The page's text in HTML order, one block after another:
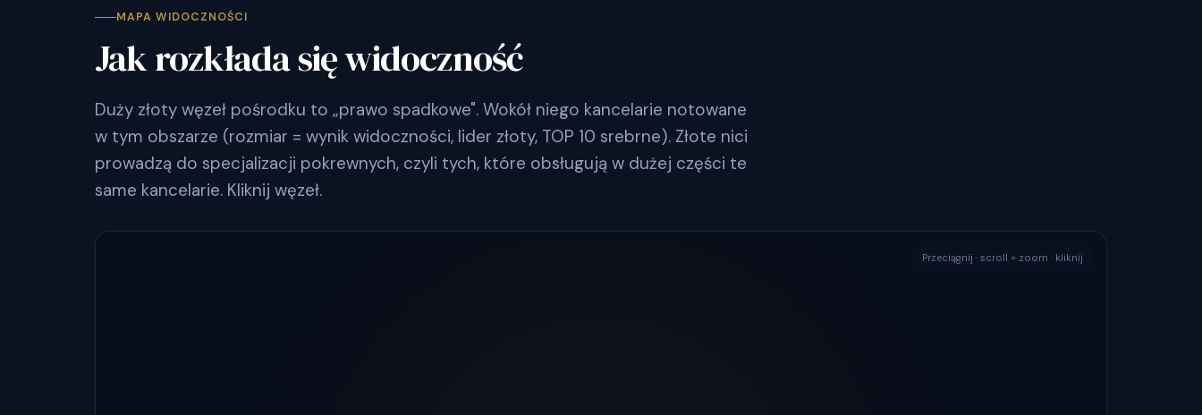
MAPA WIDOCZNOŚCI
Jak rozkłada się widoczność
Duży złoty węzeł pośrodku to „prawo spadkowe". Wokół niego kancelarie notowane
w tym obszarze (rozmiar = wynik widoczności, lider złoty, TOP 10 srebrne). Złote nici
prowadzą do specjalizacji pokrewnych, czyli tych, które obsługują w dużej części te
same kancelarie. Kliknij węzeł.
Przeciągnij · scroll = zoom · kliknij